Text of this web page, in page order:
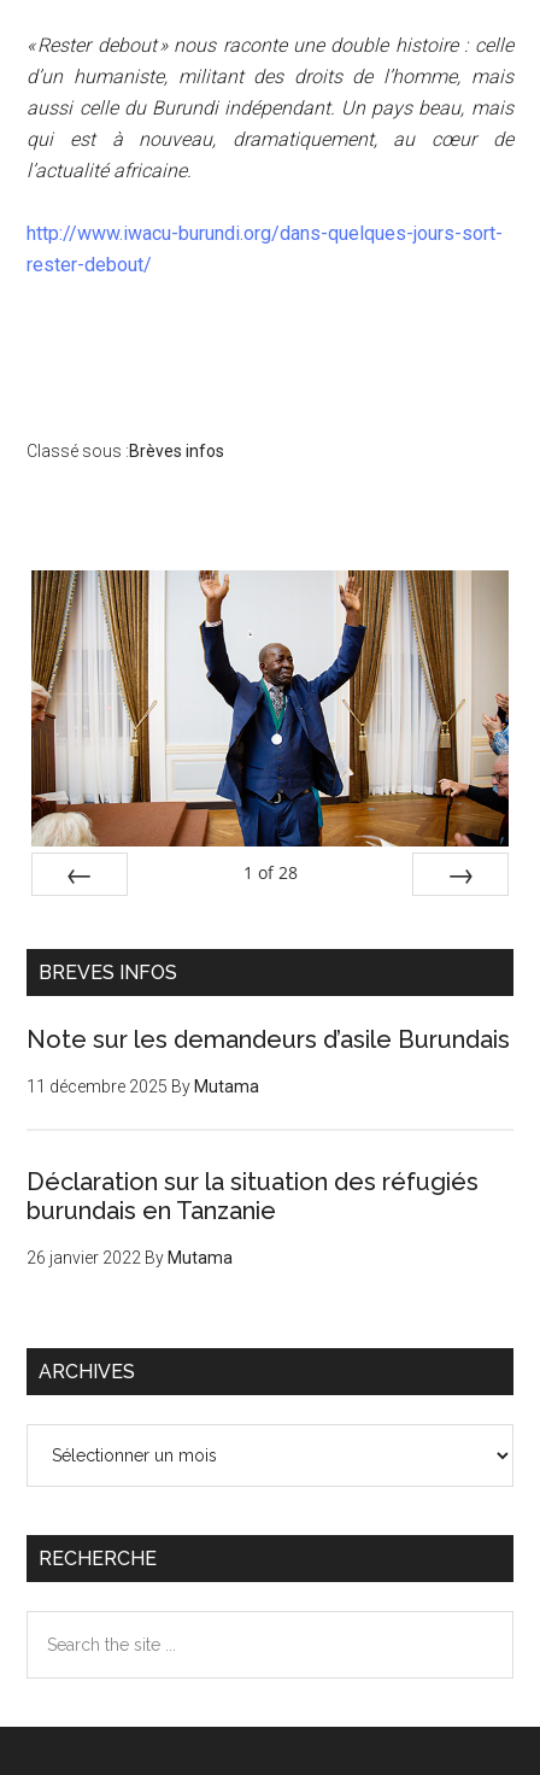
« Rester debout » nous raconte une double histoire : celle
d’un humaniste, militant des droits de l’homme, mais
aussi celle du Burundi indépendant. Un pays beau, mais
qui est à nouveau, dramatiquement, au cœur de
l’actualité africaine.
http://www.iwacu-burundi.org/dans-quelques-jours-sort-
rester-debout/
Classé sous :Brèves infos
Barre
latérale
principale
1 of 28
BREVES INFOS
Note sur les demandeurs d’asile Burundais
11 décembre 2025 By Mutama
Déclaration sur la situation des réfugiés
burundais en Tanzanie
26 janvier 2022 By Mutama
ARCHIVES
RECHERCHE
the